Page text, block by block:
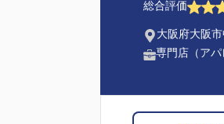
総合評価
大阪府大阪
専門店（ア